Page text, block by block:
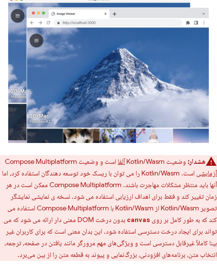
هشدار: وضعیت Kotlin/Wasm آلفا است و وضعیت Compose Multiplatform
آزمایشی
است. Kotlin/Wasm را می توان با ریسک خود توسعه دهندگان استفاده کرد، اما
آنها باید منتظر مشکلات مهاجرت باشند. Compose Multiplatform ممکن است در هر
زمان تغییر کند و فقط برای اهداف ارزیابی استفاده می شود. نسخه ی نمایشی نمایشگر
تصویر Kotlin/Wasm از Kotlin/Wasm با Compose Multiplatform استفاده می
کند که به طور کامل بر روی canvas
بدون درخت DOM معنی دار ارائه می شود که می
تواند برای ایجاد درخت دسترسی استفاده شود. این بدان معنی است که برای کاربران غیر
بینا کاملاً غیرقابل دسترسی است و ویژگی‌های مهم مرورگر مانند یافتن در صفحه، ترجمه،
انتخاب متن، برنامه‌های افزودنی، بزرگ‌نمایی و پیوند به قطعه متن را از بین می‌برد.